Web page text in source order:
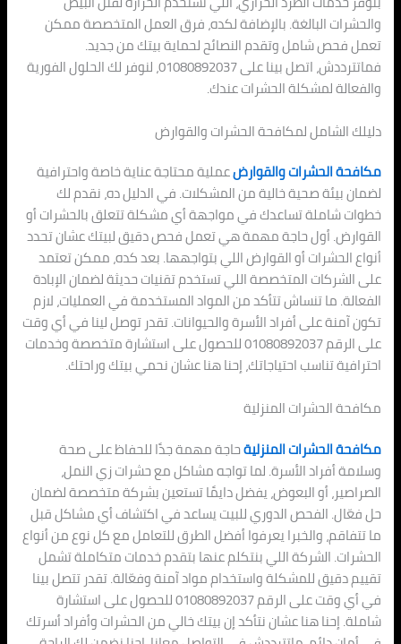
والحشرات البالغة. بالإضافة لكده، فرق العمل المتخصصة ممكن
تعمل فحص شامل وتقدم النصائح لحماية بيتك من جديد.
فماتترددش، اتصل بينا على 01080892037، لنوفر لك الحلول الفورية
والفعالة لمشكلة الحشرات عندك.
دليلك الشامل لمكافحة الحشرات والقوارض
مكافحة الحشرات والقوارضعملية محتاجة عناية خاصة واحترافية
لضمان بيئة صحية خالية من المشكلات. في الدليل ده، نقدم لك
خطوات شاملة تساعدك في مواجهة أي مشكلة تتعلق بالحشرات أو
القوارض. أول حاجة مهمة هي تعمل فحص دقيق لبيتك عشان تحدد
أنواع الحشرات أو القوارض اللي بتواجهها. بعد كده، ممكن تعتمد
على الشركات المتخصصة اللي تستخدم تقنيات حديثة لضمان الإبادة
الفعالة. ما تنساش تتأكد من المواد المستخدمة في العمليات، لازم
تكون آمنة على أفراد الأسرة والحيوانات. تقدر توصل لينا في أي وقت
على الرقم 01080892037 للحصول على استشارة متخصصة وخدمات
احترافية تناسب احتياجاتك، إحنا هنا عشان نحمي بيتك وراحتك.
مكافحة الحشرات المنزلية
مكافحة الحشرات المنزليةحاجة مهمة جدًا للحفاظ على صحة
وسلامة أفراد الأسرة. لما تواجه مشاكل مع حشرات زي النمل،
الصراصير، أو البعوض، يفضل دايمًا تستعين بشركة متخصصة لضمان
حل فعّال. الفحص الدوري للبيت يساعد في اكتشاف أي مشاكل قبل
ما تتفاقم، والخبرا يعرفوا أفضل الطرق للتعامل مع كل نوع من أنواع
الحشرات. الشركة اللي بنتكلم عنها بتقدم خدمات متكاملة تشمل
تقييم دقيق للمشكلة واستخدام مواد آمنة وفعّالة. تقدر تتصل بينا
في أي وقت على الرقم 01080892037 للحصول على استشارة
شاملة. إحنا هنا عشان نتأكد إن بيتك خالي من الحشرات وأفراد أسرتك